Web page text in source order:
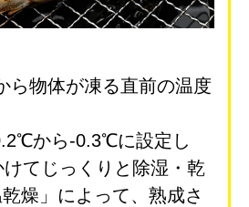
ら物体が凍る直前の温度
から-0.3℃に設定し
てじっくりと除湿・乾
燥」によって、熟成さ